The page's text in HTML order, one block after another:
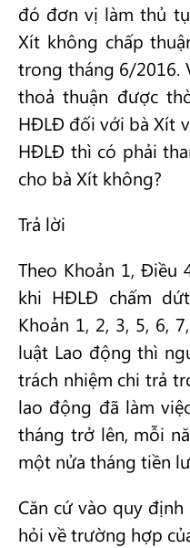
đó đơn vị làm thủ
Xít không chấp
trong tháng 6/2016.
thoả thuận được
HĐLĐ đối với bà Xít
HĐLĐ thì có phải
cho bà Xít không?
Trả lời
Theo Khoản 1, Điều
khi HĐLĐ chấm
Khoản 1, 2, 3, 5, 6,
luật Lao động thì
trách nhiệm chi trả
lao động đã làm
tháng trở lên, mỗi
một nửa tháng tiền
Căn cứ vào quy
hỏi về trường hợp